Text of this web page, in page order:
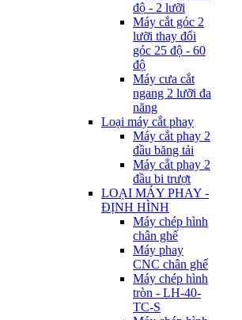
độ - 2 lưỡi
Máy cắt góc 2
lưỡi thay đổi
góc 25 độ - 60
độ
Máy cưa cắt
ngang 2 lưỡi đa
năng
Loại máy cắt phay
Máy cắt phay 2
đầu băng tải
Máy cắt phay 2
đầu bi trượt
LOẠI MÁY PHAY -
ĐỊNH HÌNH
Máy chép hình
chân ghế
Máy phay
CNC chân ghế
Máy chép hình
tròn - LH-40-
TC-S